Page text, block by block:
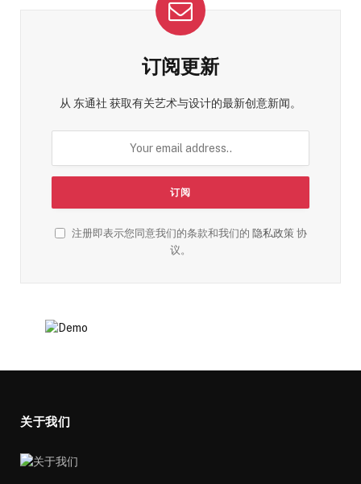
订阅更新
从 东通社 获取有关艺术与设计的最新创意新闻。
注册即表示您同意我们的条款和我们的 隐私政策协
议。
关于我们